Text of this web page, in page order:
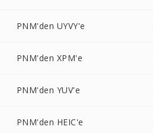
PNM'den UYVY'e
PNM'den XPM'e
PNM'den YUV'e
PNM'den HEIC'e